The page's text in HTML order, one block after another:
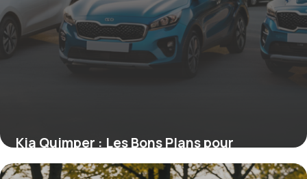
Kia Quimper : Les Bons Plans pour
Acquérir un Véhicule d’Occasion